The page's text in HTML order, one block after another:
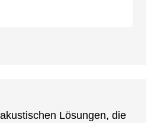
Lösungen, die